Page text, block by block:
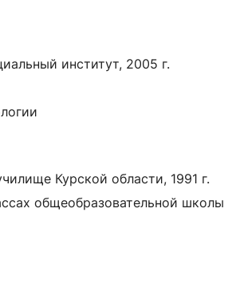
институт, 2005 г.
Курской области, 1991 г.
общеобразовательной школы